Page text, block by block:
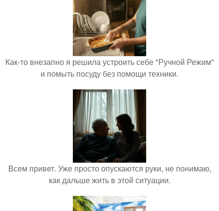
Как-то внезапно я решила устроить себе "Ручной Режим"
и помыть посуду без помощи техники.
Всем привет. Уже просто опускаются руки, не понимаю,
как дальше жить в этой ситуации.